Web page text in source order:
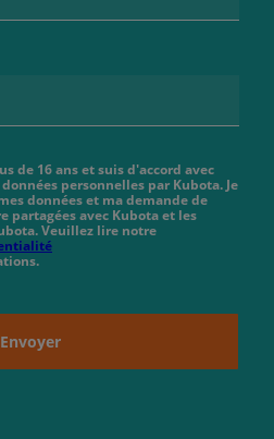
de 16 ans et suis d'accord avec
personnelles par Kubota. Je
données et ma demande de
partagées avec Kubota et les
Veuillez lire notre
Envoyer